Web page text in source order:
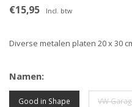
€15,95 Incl. btw
Diverse metalen platen 20 x 30
Namen:
Good in Shape VW